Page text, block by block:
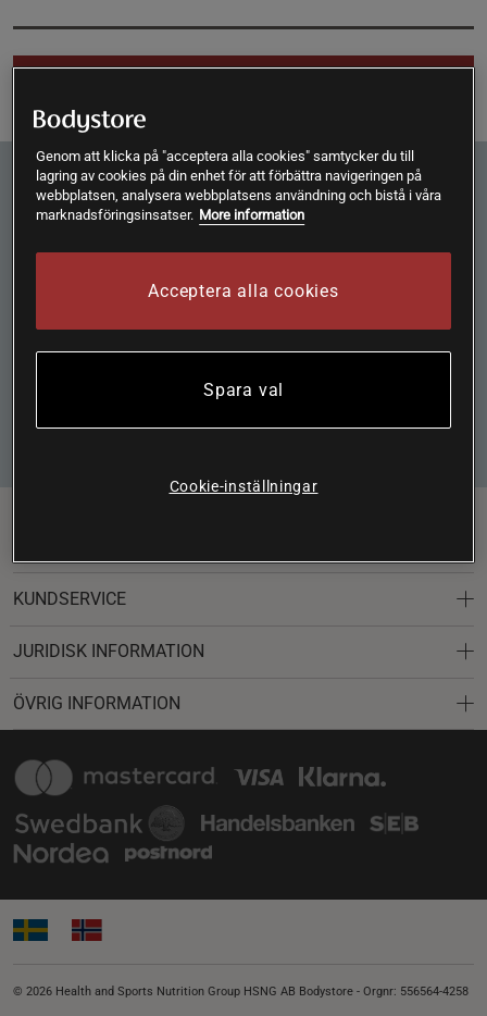
Nyhetsbrev! Anmäl dig här!
Anmäl dig till vårt nyhetsbrev för att inte missa erbjudanden
och nyheter.
Genom att klicka på "Prenumerera" accepterar jag att Bodystore
KUNDSERVICE
JURIDISK INFORMATION
ÖVRIG INFORMATION
© 2026 Health and Sports Nutrition Group HSNG AB Bodystore - Orgnr: 556564-4258
Genom att klicka på "acceptera alla cookies" samtycker du till
lagring av cookies på din enhet för att förbättra navigeringen på
webbplatsen, analysera webbplatsens användning och bistå i våra
marknadsföringsinsatser. More information
Acceptera alla cookies
Spara val
Cookie-inställningar